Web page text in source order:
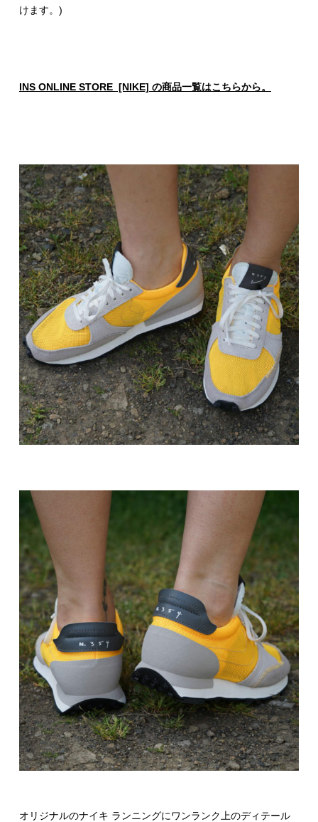
けます。)
INS ONLINE STORE [NIKE] の商品一覧はこちらから。
オリジナルのナイキ ランニングにワンランク上のディテール